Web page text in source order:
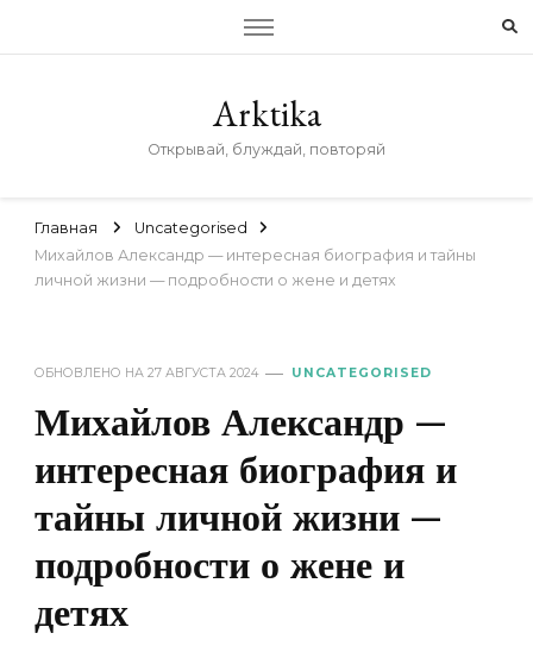
Arktika
Открывай, блуждай, повторяй
Главная
Uncategorised
Михайлов Александр — интересная биография и тайны
личной жизни — подробности о жене и детях
ОБНОВЛЕНО НА 27 АВГУСТА 2024 UNCATEGORISED
Михайлов Александр —
интересная биография и
тайны личной жизни —
подробности о жене и
детях